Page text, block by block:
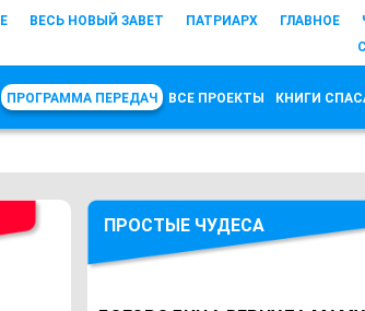
ВЕСЬ НОВЫЙ ЗАВЕТ ПАТРИАРХ ГЛАВНОЕ
ПРОГРАММА ПЕРЕДАЧ ВСЕ ПРОЕКТЫ КНИГИ
ПРОСТЫЕ ЧУДЕСА